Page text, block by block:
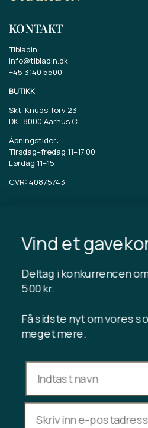
KONTAKT
Tibladin
info@tibladin.dk
+45 3140 5500
BUTIKK
Skt. Knuds Torv 23
DK- 8000 Aarhus C
Åpningstider:
Tirsdag–fredag 11–17.00
Lørdag 11–15
CVR: 40875743
Om Tibladin
Blogg
Bærekraftig produksjon
Registrer kundeklubb
Kontakt oss
INFORMASJON
Personvernerklæring
Vind et
Deltag i konkurrencen
500 kr.
Få sidste nyt om vores
meget mere.